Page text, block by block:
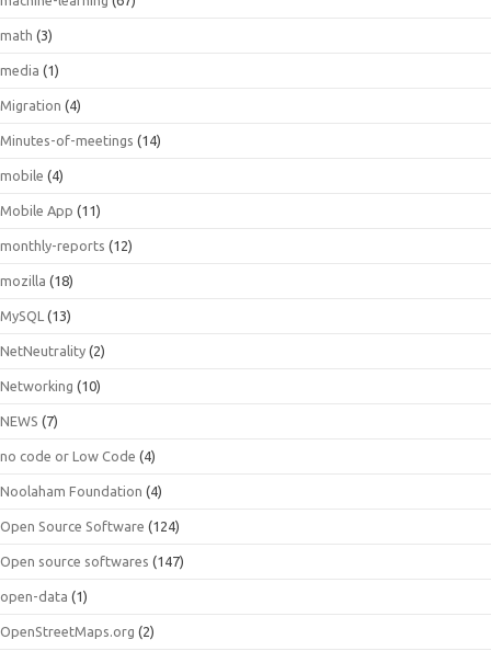
math (3)
media (1)
Migration (4)
Minutes-of-meetings (14)
mobile (4)
Mobile App (11)
monthly-reports (12)
mozilla (18)
MySQL (13)
NetNeutrality (2)
Networking (10)
NEWS (7)
no code or Low Code (4)
Noolaham Foundation (4)
Open Source Software (124)
Open source softwares (147)
open-data (1)
OpenStreetMaps.org (2)